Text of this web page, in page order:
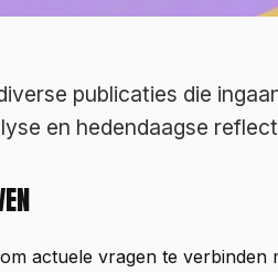
publicaties die
en hedendaagse
actuele vragen te